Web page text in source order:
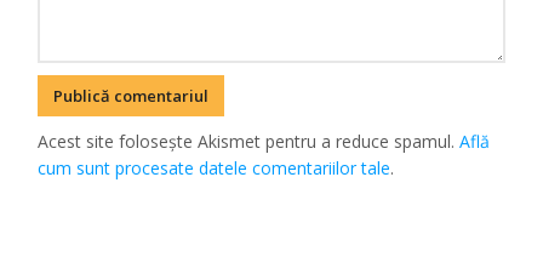
Acest site folosește Akismet pentru a reduce spamul.Află
cum sunt procesate datele comentariilor tale.